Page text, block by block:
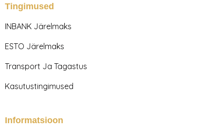
a
r
m
b
o
Tingimused
INBANK Järelmaks
ESTO Järelmaks
Transport Ja Tagastus
Kasutustingimused
Informatsioon